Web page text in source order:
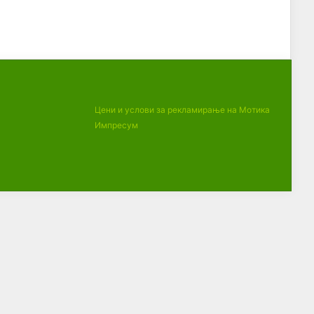
Цени и услови за рекламирање на Мотика
Импресум